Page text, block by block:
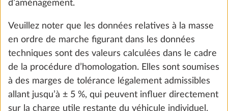
Augmentation de charge avec modification
technique à 2000 kg pour essieux simples,
jantes en alliage léger argentées incluses
14,0 kg
1 275 €
Ajouter
d’aménagement.
Veuillez noter que les données relatives à la masse
en ordre de marche figurant dans les données
techniques sont des valeurs calculées dans le cadre
de la procédure d’homologation. Elles sont soumises
à des marges de tolérance légalement admissibles
allant jusqu’à ± 5 %, qui peuvent influer directement
sur la charge utile restante du véhicule individuel.